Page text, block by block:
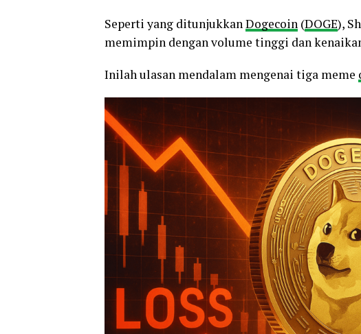
Seperti yang ditunjukkanDogecoin (DOGE),
memimpin dengan volume tinggi dan
Inilah ulasan mendalam mengenai tiga meme